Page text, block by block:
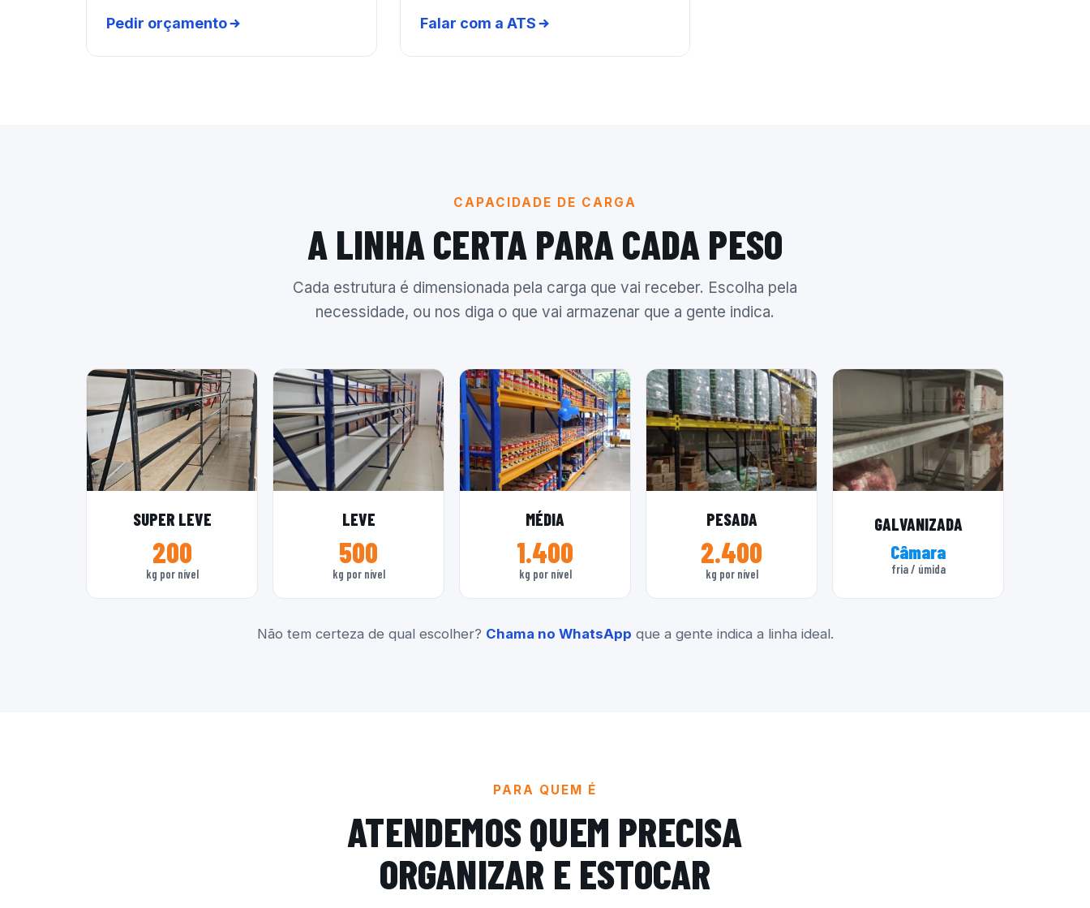
Pedir orçamento Falar com a ATS
CAPACIDADE DE CARGA
A LINHA CERTA PARA CADA PESO
Cada estrutura é dimensionada pela carga que vai receber. Escolha pela
necessidade, ou nos diga o que vai armazenar que a gente indica.
SUPER LEVE
200
kg por nível
LEVE
500
kg por nível
MÉDIA
1.400
kg por nível
PESADA
2.400
kg por nível
GALVANIZADA
Câmara
fria / úmida
Não tem certeza de qual escolher? Chama no WhatsApp que a gente indica a linha ideal.
PARA QUEM É
ATENDEMOS QUEM PRECISA
ORGANIZAR E ESTOCAR